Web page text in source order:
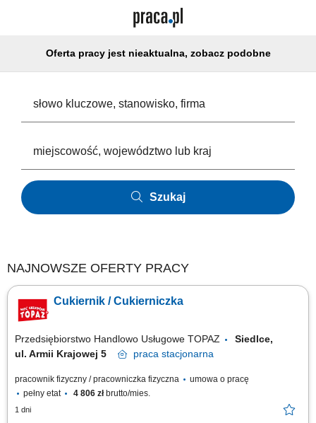
Oferta pracy jest nieaktualna, zobacz podobne
Szukaj
NAJNOWSZE OFERTY PRACY
Cukiernik / Cukierniczka
Przedsiębiorstwo Handlowo Usługowe TOPAZ
Siedlce,
ul. Armii Krajowej 5
praca stacjonarna
pracownik fizyczny / pracowniczka fizyczna
umowa o pracę
pełny etat
4 806 złbrutto/mies.
1 dni